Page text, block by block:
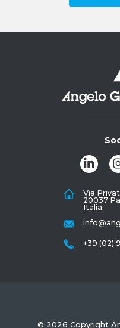
Via
20037
Italia
+39 (02)
© 2026 Copyright